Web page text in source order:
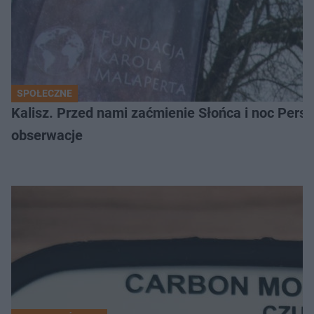
SPOŁECZNE
Kalisz. Przed nami zaćmienie Słońca i noc
obserwacje